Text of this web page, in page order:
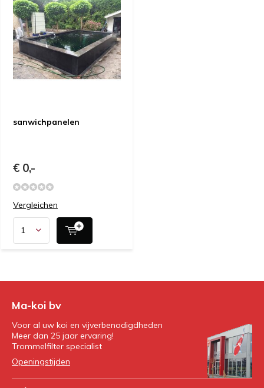
sanwichpanelen
€ 0,-
Vergleichen
Ma-koi bv
Voor al uw koi en vijverbenodigdheden
Meer dan 25 jaar ervaring!
Trommelfilter specialist
Openingstijden